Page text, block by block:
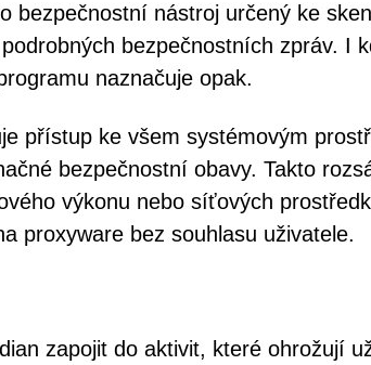
bezpečnostní nástroj určený ke
bezpečnostních zpráv. I
naznačuje opak.
přístup ke všem systémovým
bezpečnostní obavy. Takto
výkonu nebo síťových
proxyware bez souhlasu uživatele.
zapojit do aktivit, které ohrožují